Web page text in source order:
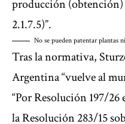
producción (obtención)
2.1.7.5)”.
No se pueden patentar plantas
Tras la normativa,
Argentina “vuelve al
“Por Resolución 197/
la Resolución 283/15